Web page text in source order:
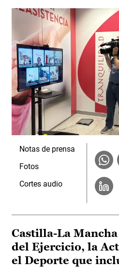
Notas de prensa
Fotos
Cortes audio
Castilla-La
del Ejercicio, la
el Deporte que